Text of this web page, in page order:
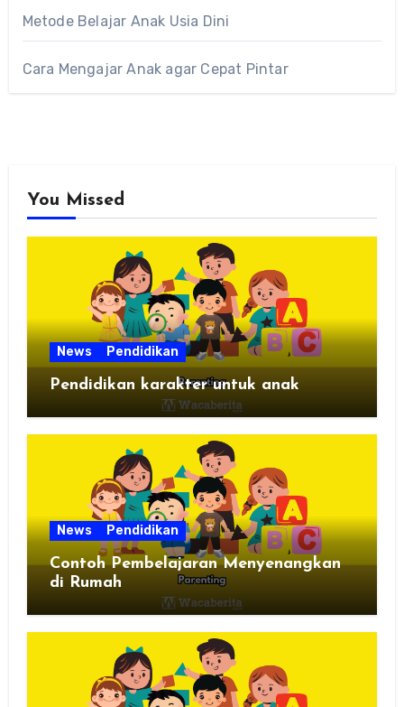
Metode Belajar Anak Usia Dini
Cara Mengajar Anak agar Cepat Pintar
You Missed
News Pendidikan
Pendidikan karakter untuk anak
News Pendidikan
Contoh Pembelajaran Menyenangkan
di Rumah